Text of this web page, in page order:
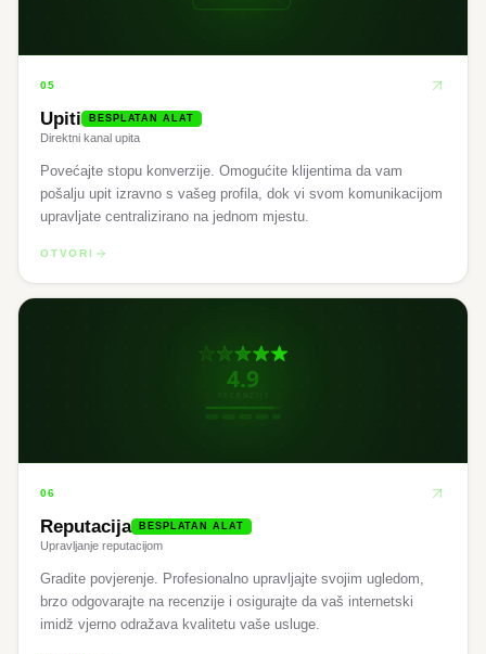
05
Upiti BESPLATAN ALAT
Direktni kanal upita
Povećajte stopu konverzije. Omogućite klijentima da vam
pošalju upit izravno s vašeg profila, dok vi svom komunikacijom
upravljate centralizirano na jednom mjestu.
OTVORI
4.9
06
Reputacija BESPLATAN ALAT
Upravljanje reputacijom
Gradite povjerenje. Profesionalno upravljajte svojim ugledom,
brzo odgovarajte na recenzije i osigurajte da vaš internetski
imidž vjerno odražava kvalitetu vaše usluge.